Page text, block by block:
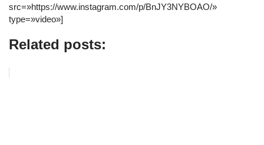
src=»https://www.instagram.com/p/BnJY3NYBOAO/»
type=»video»]
Related posts: